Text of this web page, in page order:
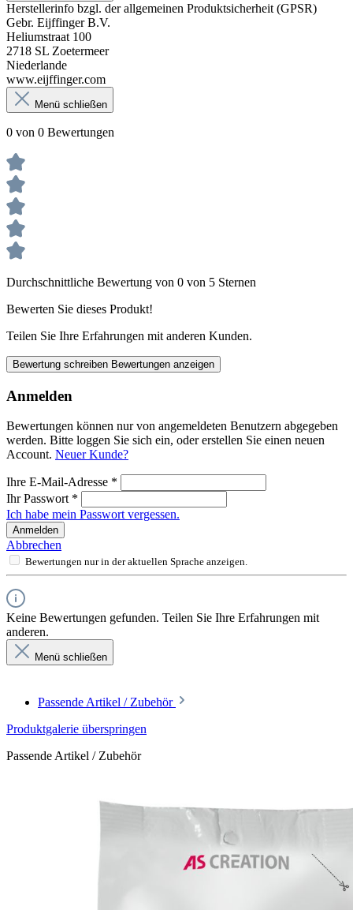
Herstellerinfo bzgl. der allgemeinen Produktsicherheit (GPSR)
Gebr. Eijffinger B.V.
Heliumstraat 100
2718 SL Zoetermeer
Niederlande
www.eijffinger.com
Menü schließen
0 von 0 Bewertungen
Durchschnittliche Bewertung von 0 von 5 Sternen
Bewerten Sie dieses Produkt!
Teilen Sie Ihre Erfahrungen mit anderen Kunden.
Bewertung schreiben Bewertungen anzeigen
Anmelden
Bewertungen können nur von angemeldeten Benutzern abgegeben
werden. Bitte loggen Sie sich ein, oder erstellen Sie einen neuen
Account. Neuer Kunde?
Ihre E-Mail-Adresse *
Ihr Passwort *
Ich habe mein Passwort vergessen.
Anmelden
Abbrechen
Bewertungen nur in der aktuellen Sprache anzeigen.
Keine Bewertungen gefunden. Teilen Sie Ihre Erfahrungen mit
anderen.
Menü schließen
Passende Artikel / Zubehör
Produktgalerie überspringen
Passende Artikel / Zubehör